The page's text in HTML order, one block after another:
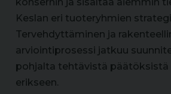
Keslan eri tuoteryhmien
Tervehdyttäminen ja
arviointiprosessi jatkuu
pohjalta tehtävistä
erikseen.